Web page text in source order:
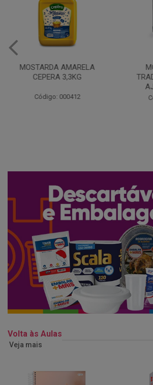
AMARELA
TRADICIONAL
AJINOMOTO 5L
Volta às Aulas
Veja mais